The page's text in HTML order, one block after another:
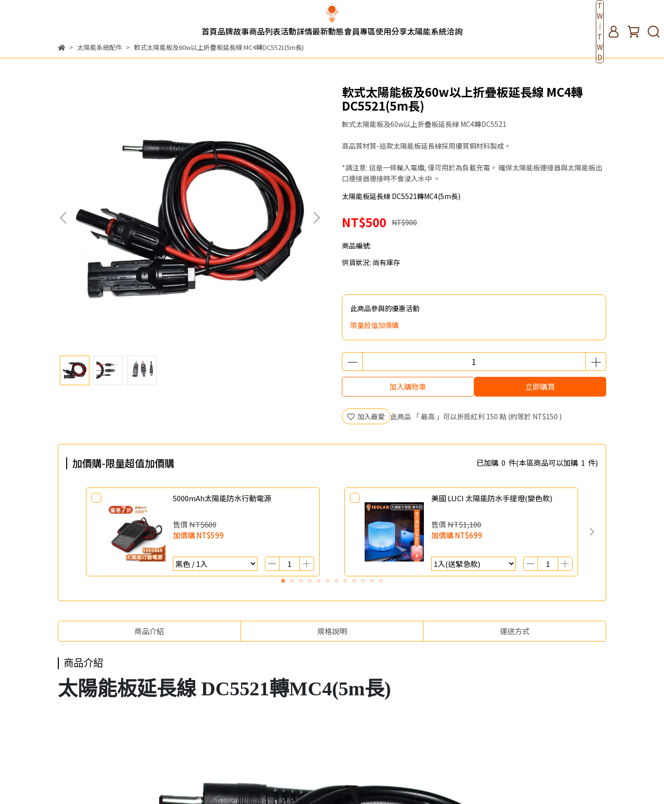
T
W
｜
T
W
D
首頁品牌故事商品列表活動詳情最新動態會員專區使用分享太陽能系統洽詢
太陽能系統配件 軟式太陽能板及60w以上折疊板延長線 MC4轉DC5521(5m長)
軟式太陽能板及60w以上折疊板延長線 MC4轉
DC5521(5m長)
軟式太陽能板及60w以上折疊板延長線 MC4轉DC5521
高品質材質-這款太陽能板延長線採用優質銅材料製成。 ​
*請注意: 這是一條輸入電纜, 僅可用於為負載充電。 確保太陽能板連接器與太陽能板出
口連接器連接時不會浸入水中 。
太陽能板延長線 DC5521轉MC4(5m長)
NT$500 NT$900
商品編號:
供貨狀況: 尚有庫存
此商品參與的優惠活動
限量超值加價購
加入購物車 立即購買
加入最愛 此商品 「 最高 」可以折抵紅利 150 點 (約等於 NT$150 )
加價購-限量超值加價購 已加購 0 件(本區商品可以加購 1 件)
5000mAh太陽能防水行動電源
售價NT$600
加價購NT$599
美國 LUCI 太陽能防水手提燈(變色款)
售價NT$1,100
加價購NT$699
商品介紹 規格說明 運送方式
商品介紹
太陽能板延長線 DC5521轉MC4(5m長)